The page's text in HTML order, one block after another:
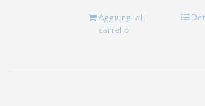
Aggiungi al
carrello